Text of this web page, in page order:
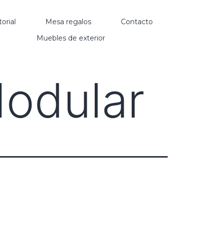
Mesa regalos
Contacto
Muebles de exterior